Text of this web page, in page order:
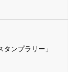
タンプラリー」